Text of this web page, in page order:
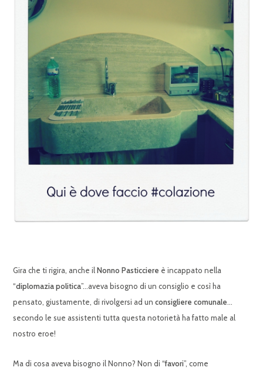
Gira che ti rigira, anche ilNonno Pasticciere è incappato nella
“diplomazia politica”…aveva bisogno di un consiglio e così ha
pensato, giustamente, di rivolgersi ad un consigliere comunale
secondo le sue assistenti tutta questa notorietà ha fatto male al
nostro eroe!
Ma di cosa aveva bisogno il Nonno? Non di “favori”, come